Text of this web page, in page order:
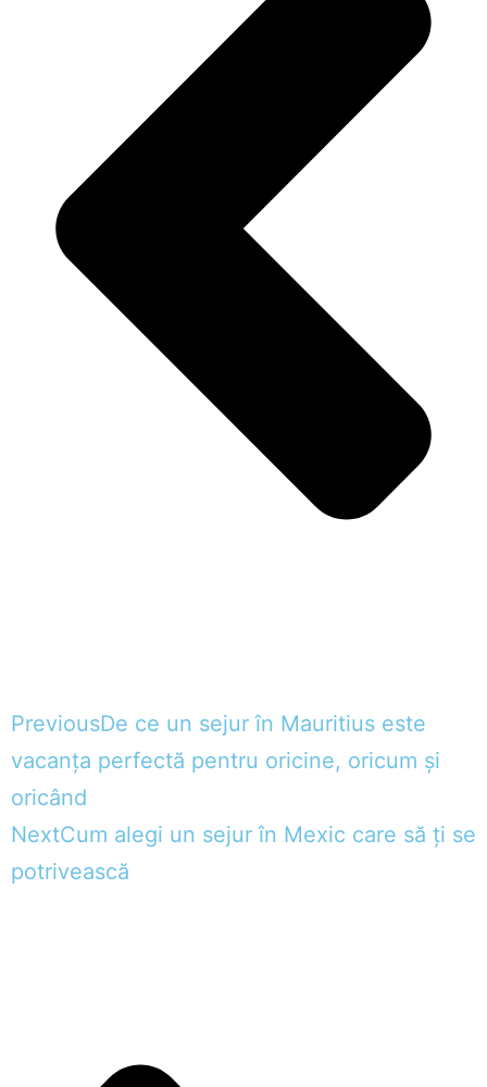
PreviousDe ce un sejur în Mauritius este
vacanța perfectă pentru oricine, oricum și
oricând
NextCum alegi un sejur în Mexic care să ți se
potrivească